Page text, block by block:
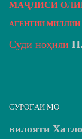
МАҶЛИСИ
АГЕНТИИ МИЛЛИИ
Суди ноҳияи
СУРОҒАИ МО
вилояти